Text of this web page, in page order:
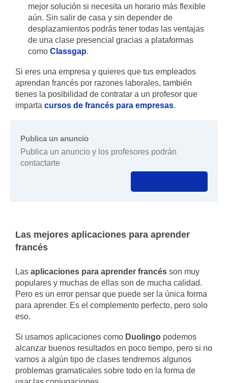
mejor solución si necesita un horario más flexible
aún. Sin salir de casa y sin depender de
desplazamientos podrás tener todas las ventajas
de una clase presencial gracias a plataformas
comoClassgap.
Si eres una empresa y quieres que tus empleados
aprendan francés por razones laborales, también
tienes la posibilidad de contratar a un profesor que
imparta cursos de francés para empresas.
Publica un anuncio
Publica un anuncio y los profesores podrán
contactarte
Las mejores aplicaciones para aprender
francés
Las aplicaciones para aprender francés son muy
populares y muchas de ellas son de mucha calidad.
Pero es un error pensar que puede ser la única forma
para aprender. Es el complemento perfecto, pero solo
eso.
Si usamos aplicaciones como Duolingo podemos
alcanzar buenos resultados en poco tiempo, pero si no
vamos a algún tipo de clases tendremos algunos
problemas gramaticales sobre todo en la forma de